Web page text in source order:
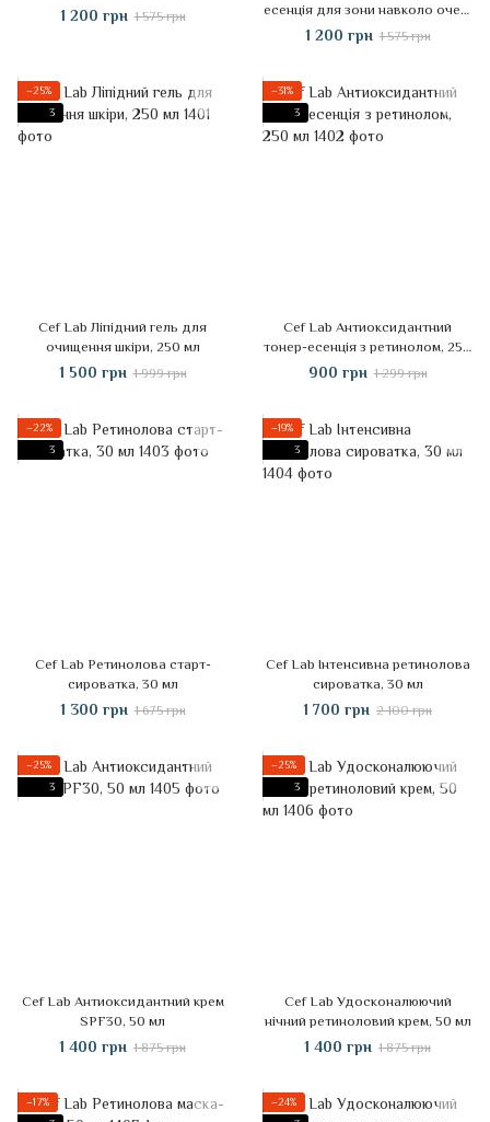
1 200 грн 1 575 грн
есенція для зони навколо очей,
30 мл
1 200 грн 1 575 грн
−25%
3
Cef Lab Ліпідний гель для
очищення шкіри, 250 мл
1 500 грн 1 999 грн
−31%
3
Cef Lab Антиоксидантний
тонер-есенція з ретинолом, 250
мл
900 грн 1 299 грн
−22%
3
Cef Lab Ретинолова старт-
сироватка, 30 мл
1 300 грн 1 675 грн
−19%
3
Cef Lab Інтенсивна ретинолова
сироватка, 30 мл
1 700 грн 2 100 грн
−25%
3
Cef Lab Антиоксидантний крем
SPF30, 50 мл
1 400 грн 1 875 грн
−25%
3
Cef Lab Удосконалюючий
нічний ретиноловий крем, 50 мл
1 400 грн 1 875 грн
−17%
−24%